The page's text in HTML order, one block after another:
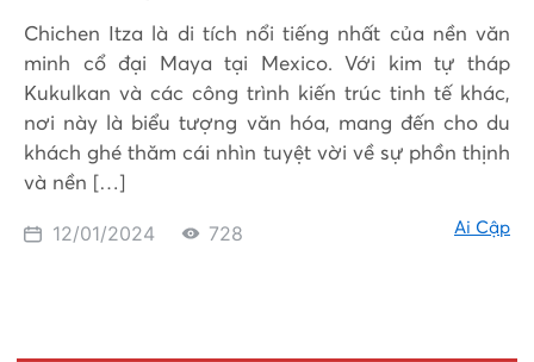
Chichen Itza là di tích nổi tiếng nhất của nền văn
minh cổ đại Maya tại Mexico. Với kim tự tháp
Kukulkan và các công trình kiến trúc tinh tế khác,
nơi này là biểu tượng văn hóa, mang đến cho du
khách ghé thăm cái nhìn tuyệt vời về sự phồn thịnh
và nền […]
12/01/2024 728 Ai Cập